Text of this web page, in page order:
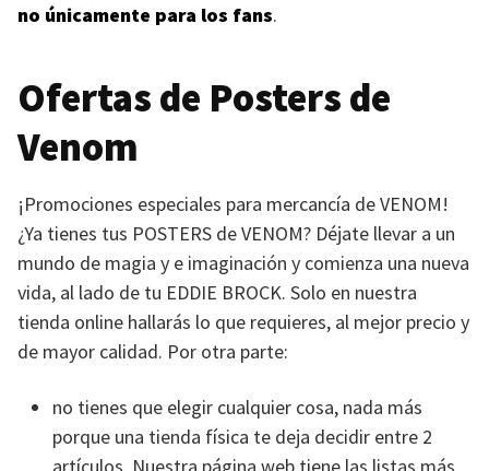
no únicamente para los fans.
Ofertas de Posters de
Venom
¡Promociones especiales para mercancía deVENOM!
¿Ya tienes tus POSTERS deVENOM? Déjate llevar a un
mundo de magia y e imaginación y comienza una nueva
vida, al lado de tu EDDIE BROCK. Solo en nuestra
tienda online hallarás lo que requieres, al mejor precio y
de mayor calidad. Por otra parte:
no tienes que elegir cualquier cosa, nada más
porque una tienda física te deja decidir entre 2